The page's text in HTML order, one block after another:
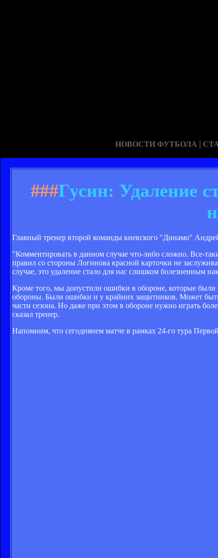
НОВОСТИ ФУТБОЛА |
###Гусин: Удаление
Главный тренер второй команды киевского "Динамо"
"Комментировать в данном случае что-либо сложно. Все-
правил со стороны Логинова красной карточки не
случае, это удаление стало для нас слишком болезненным
Кроме того, мы допустили ошибки в обороне, которые были
обороны. Были ошибки и у крайних защитников. Может
части сезона. Но даже при этом в обороне нужно играть
сказал тренер.
Напомним, что сегоднянем матче в рамках 24-го тура